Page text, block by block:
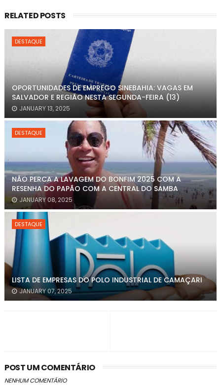
RELATED POSTS
DESTAQUE
OPORTUNIDADES DE EMPREGO SINEBAHIA: VAGAS EM
SALVADOR E REGIÃO NESTA SEGUNDA-FEIRA (13)
JANUARY 13, 2025
DESTAQUE
NÃO PERCA A LAVAGEM DO BONFIM 2025 COM A
RESENHA DO PAPÃO COM A CENTRAL DO SAMBA
JANUARY 08, 2025
DESTAQUE
LISTA DE EMPRESAS DO POLO INDUSTRIAL DE CAMAÇARI
JANUARY 07, 2025
POST UM COMENTÁRIO
NENHUM COMENTÁRIO